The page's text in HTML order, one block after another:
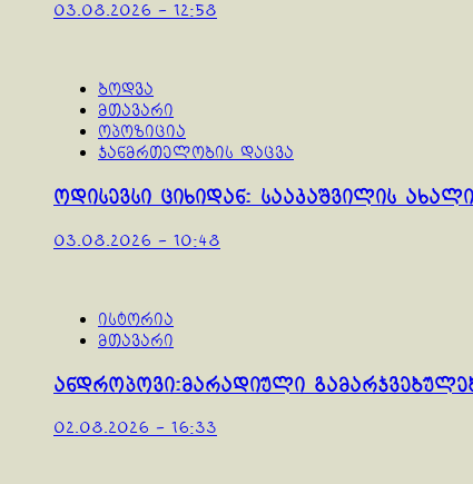
03.08.2026 - 12:58
ბოდვა
მთავარი
ოპოზიცია
ჯანმრთელობის დაცვა
ოდისევსი ციხიდან: სააკაშვილის
03.08.2026 - 10:48
ისტორია
მთავარი
ანდროპოვი:მარადიული
02.08.2026 - 16:33